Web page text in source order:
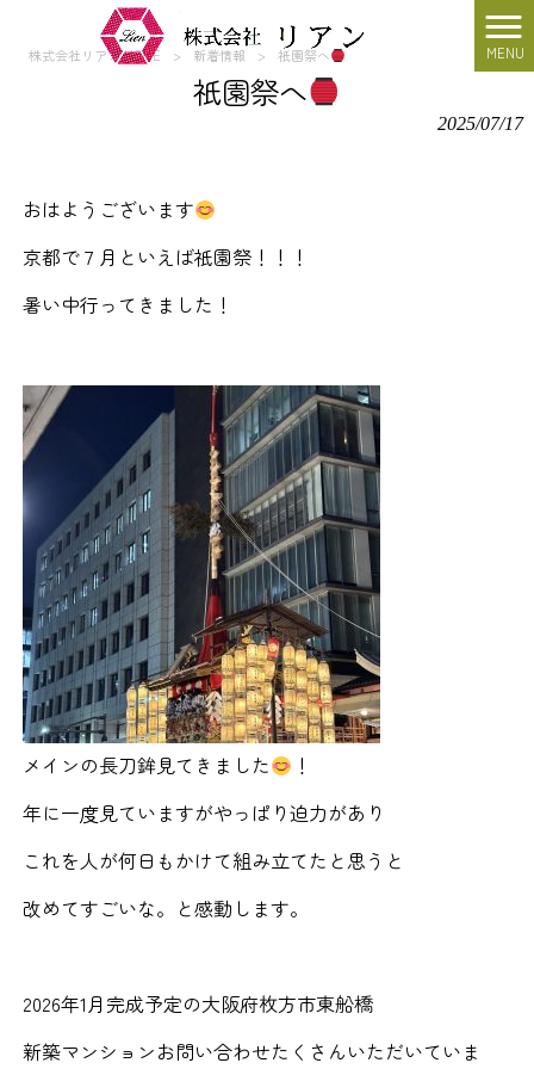
MENU
株式会社リアン HOME > 新着情報 > 祇園祭へ
祇園祭へ
2025/07/17
おはようございます
京都で７月といえば祇園祭！！！
暑い中行ってきました！
メインの長刀鉾見てきました
！
年に一度見ていますがやっぱり迫力があり
これを人が何日もかけて組み立てたと思うと
改めてすごいな。と感動します。
2026年1月完成予定の大阪府枚方市東船橋
新築マンションお問い合わせたくさんいただいていま